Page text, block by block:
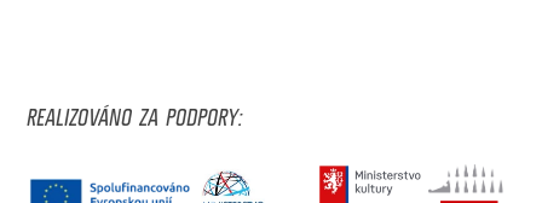
REALIZOVÁNO ZA PODPORY: